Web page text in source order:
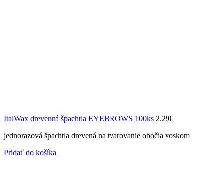
ItalWax drevenná špachtla EYEBROWS 100ks 2.29€
jednorazová špachtla drevená na tvarovanie obočia voskom
Pridať do košíka